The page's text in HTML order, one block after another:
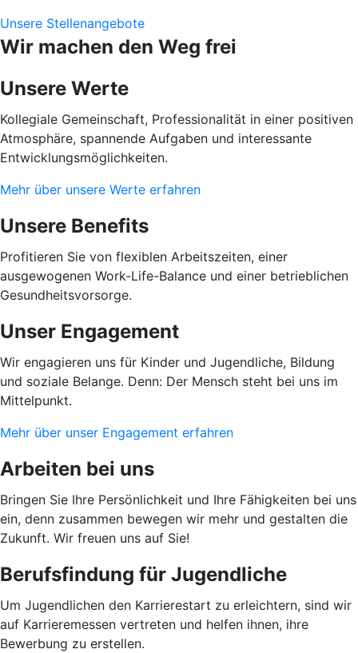
Unsere Stellenangebote
Wir machen den Weg frei
Unsere Werte
Kollegiale Gemeinschaft, Professionalität in einer positiven
Atmosphäre, spannende Aufgaben und interessante
Entwicklungsmöglichkeiten.
Mehr über unsere Werte erfahren
Unsere Benefits
Profitieren Sie von flexiblen Arbeitszeiten, einer
ausgewogenen Work-Life-Balance und einer betrieblichen
Gesundheitsvorsorge.
Unser Engagement
Wir engagieren uns für Kinder und Jugendliche, Bildung
und soziale Belange. Denn: Der Mensch steht bei uns im
Mittelpunkt.
Mehr über unser Engagement erfahren
Arbeiten bei uns
Bringen Sie Ihre Persönlichkeit und Ihre Fähigkeiten bei uns
ein, denn zusammen bewegen wir mehr und gestalten die
Zukunft. Wir freuen uns auf Sie!
Berufsfindung für Jugendliche
Um Jugendlichen den Karrierestart zu erleichtern, sind wir
auf Karrieremessen vertreten und helfen ihnen, ihre
Bewerbung zu erstellen.